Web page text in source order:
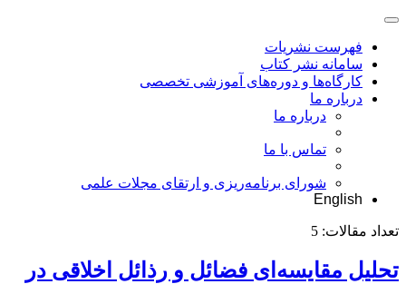
فهرست نشریات
سامانه نشر کتاب
کارگاه‌ها و دوره‌های آموزشی تخصصی
درباره ما
درباره ما
تماس با ما
شورای برنامه‌ریزی و ارتقای مجلات علمی
English
تعداد مقالات: 5
تحلیل مقایسه‌ای فضائل و رذائل اخلاقی در